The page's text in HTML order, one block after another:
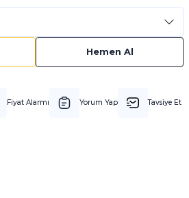
Hemen Al
Fiyat Alarmı Yorum Yap Tavsiye Et